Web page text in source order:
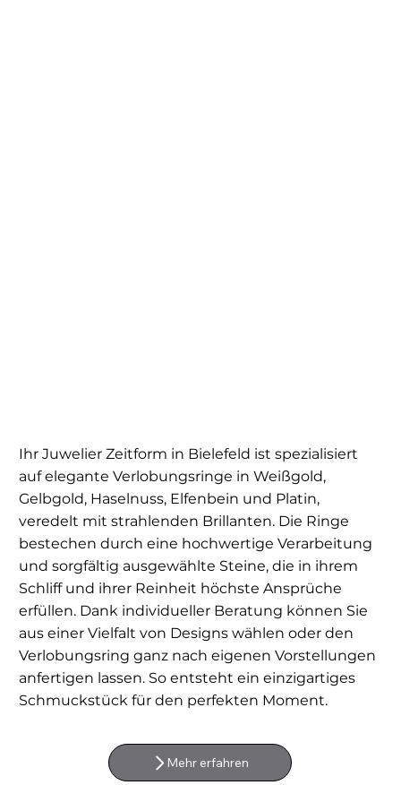
Ihr Juwelier Zeitform in Bielefeld ist spezialisiert
auf elegante Verlobungsringe in Weißgold,
Gelbgold, Haselnuss, Elfenbein und Platin,
veredelt mit strahlenden Brillanten. Die Ringe
bestechen durch eine hochwertige Verarbeitung
und sorgfältig ausgewählte Steine, die in ihrem
Schliff und ihrer Reinheit höchste Ansprüche
erfüllen. Dank individueller Beratung können Sie
aus einer Vielfalt von Designs wählen oder den
Verlobungsring ganz nach eigenen Vorstellungen
anfertigen lassen. So entsteht ein einzigartiges
Schmuckstück für den perfekten Moment.
Mehr erfahren